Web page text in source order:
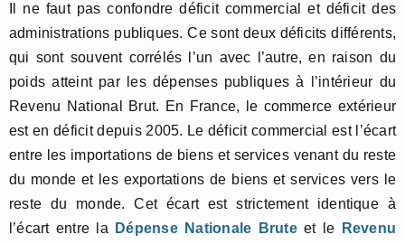
Il ne faut pas confondre déficit commercial et déficit des
administrations publiques. Ce sont deux déficits différents,
qui sont souvent corrélés l’un avec l’autre, en raison du
poids atteint par les dépenses publiques à l’intérieur du
Revenu National Brut. En France, le commerce extérieur
est en déficit depuis 2005. Le déficit commercial est l’écart
entre les importations de biens et services venant du reste
du monde et les exportations de biens et services vers le
reste du monde. Cet écart est strictement identique à
l’écart entre la
Dépense Nationale Bruteet le
Revenu